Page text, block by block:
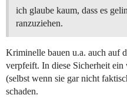
ich glaube kaum, dass es
ranzuziehen.
Kriminelle bauen u.a. auch auf
verpfeift. In diese Sicherheit
(selbst wenn sie gar nicht
schaden.